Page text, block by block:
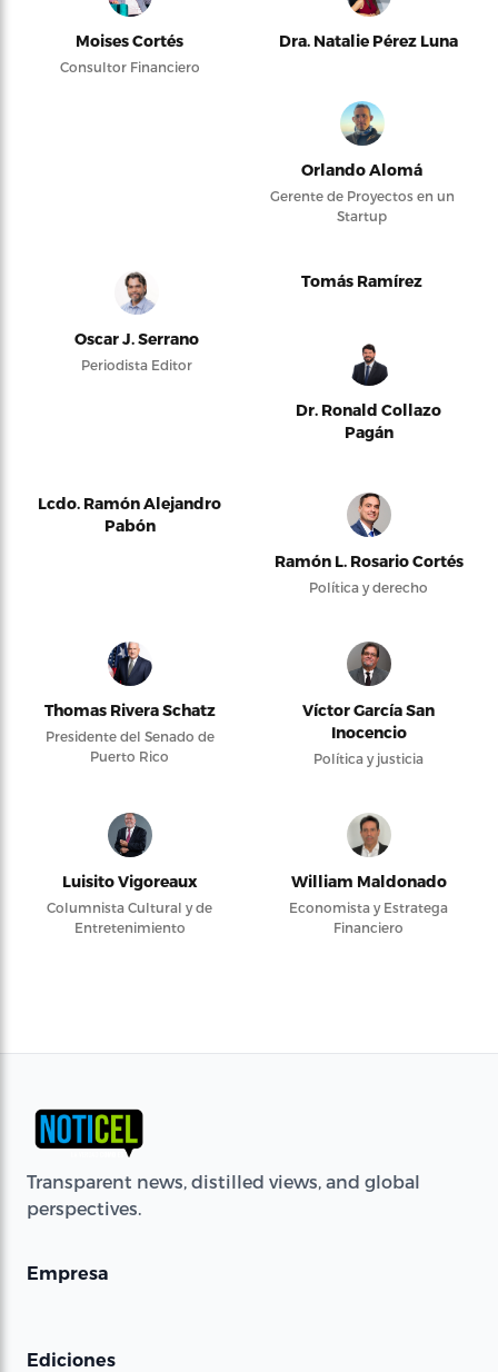
Moises Cortés
Consultor Financiero
Dra. Natalie Pérez Luna
Orlando Alomá
Gerente de Proyectos en un
Startup
Oscar J. Serrano
Periodista Editor
Tomás Ramírez
Dr. Ronald Collazo
Pagán
Lcdo. Ramón Alejandro
Pabón
Ramón L. Rosario Cortés
Política y derecho
Thomas Rivera Schatz
Presidente del Senado de
Puerto Rico
Víctor García San
Inocencio
Política y justicia
Luisito Vigoreaux
Columnista Cultural y de
Entretenimiento
William Maldonado
Economista y Estratega
Financiero
Transparent news, distilled views, and global
perspectives.
Empresa
Ediciones